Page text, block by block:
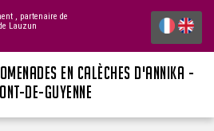
, partenaire de
Lauzun
EN CALÈCHES D'ANNIKA -
DE-GUYENNE